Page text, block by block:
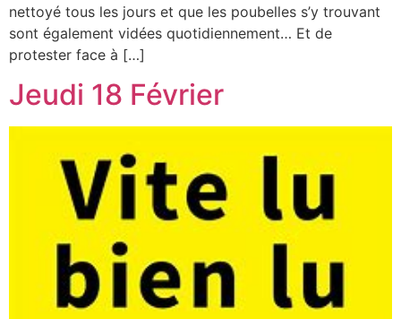
nettoyé tous les jours et que les poubelles s’y trouvant
sont également vidées quotidiennement… Et de
protester face à […]
Jeudi 18 Février